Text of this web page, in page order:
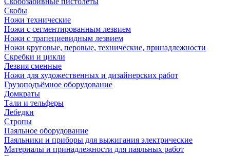
Скобы
Ножи технические
Ножи с сегментированным лезвием
Ножи с трапециевидным лезвием
Ножи круговые, перовые, технические, принадлежности
Скребки и цикли
Лезвия сменные
Ножи для художественных и дизайнерских работ
Грузоподъёмное оборудование
Домкраты
Тали и тельферы
Лебедки
Стропы
Паяльное оборудование
Паяльники и приборы для выжигания электрические
Материалы и принадлежности для паяльных работ